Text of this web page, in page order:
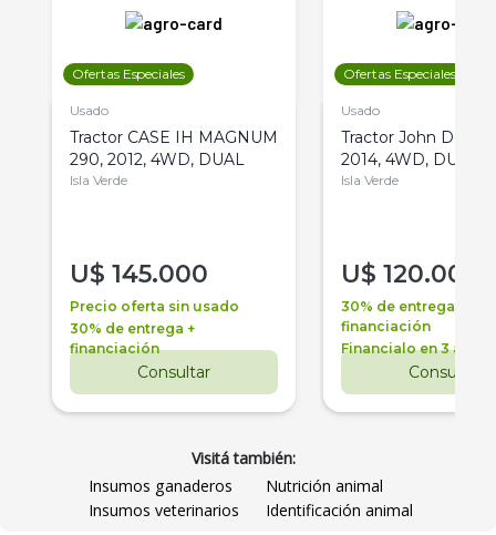
Ofertas Especiales
Usado
Tractor CASE IH MAGNUM
290, 2012, 4WD, DUAL
Isla Verde
U$ 145.000
Precio oferta sin usado
30% de entrega +
financiación
Consultar
Ofertas Especiales
Usado
Tractor John Deere
2014, 4WD, DUAL
Isla Verde
U$ 120.000
30% de entrega +
financiación
Financialo en 3 años
Consultar
Visitá también:
Insumos ganaderos
Nutrición animal
Insumos veterinarios
Identificación animal